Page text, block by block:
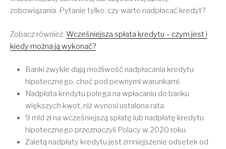
zobowiązania. Pytanie tylko: czy warto nadpłacać kredyt?
Zobacz również: Wcześniejsza spłata kredytu – czym jest i
kiedy można ją wykonać?
Banki zwykle dają możliwość nadpłacania kredytu
hipotecznego, choć pod pewnymi warunkami.
Nadpłata kredytu polega na wpłacaniu do banku
większych kwot, niż wynosi ustalona rata.
9 mld zł na wcześniejszą spłatę lub nadpłatę kredytu
hipotecznego przeznaczyli Polacy w 2020 roku.
Zaletą nadpłaty kredytu jest zmniejszenie odsetek od